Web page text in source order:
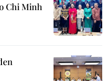
Chi Minh